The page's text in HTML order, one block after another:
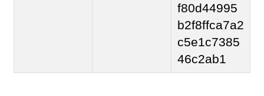
f80d44995
b2f8ffca7a2
c5e1c7385
46c2ab1